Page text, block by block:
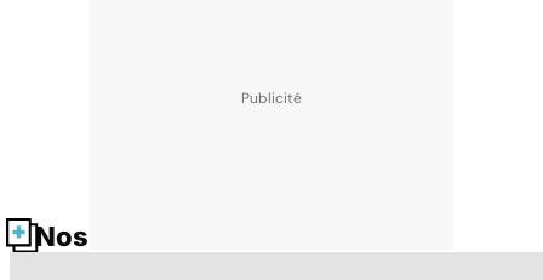
Nos fiches santé